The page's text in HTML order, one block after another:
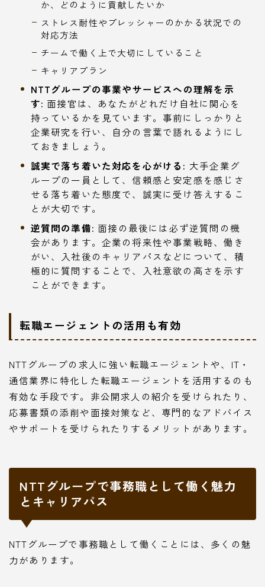
か、どのように貢献したいか
ストレス耐性やプレッシャーのかかる状況での
対応方法
チームで働く上で大切にしていること
キャリアプラン
NTTグループの事業やサービスへの理解を示
す: 面接官は、あなたがどれだけ自社に関心を
持っているかを見ています。事前にしっかりと
企業研究を行い、自分の言葉で語れるようにし
ておきましょう。
誠実で落ち着いた対応を心がける: 大手企業グ
ループの一員として、信頼感と安定感を感じさ
せる落ち着いた態度で、誠実に受け答えするこ
とが大切です。
逆質問の準備: 面接の最後には必ず逆質問の機
会があります。企業の将来性や事業戦略、働き
がい、入社後のキャリアパスなどについて、積
極的に質問することで、入社意欲の高さを示す
ことができます。
転職エージェントの活用も有効
NTTグループの求人に強い転職エージェントや、IT・
通信業界に特化した転職エージェントを活用するのも
有効な手段です。非公開求人の紹介を受けられたり、
応募書類の添削や面接対策など、専門的なアドバイス
やサポートを受けられたりするメリットがあります。
NTTグループで事務職として働く魅力
とキャリアパス
NTTグループで事務職として働くことには、多くの魅
力があります。